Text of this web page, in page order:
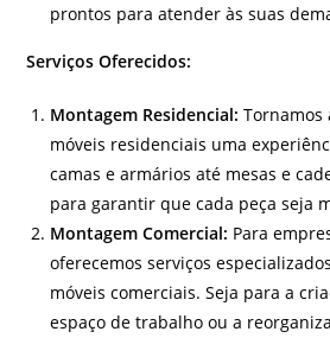
prontos para atender às suas
Serviços Oferecidos:
Montagem Residencial: Tornamos
móveis residenciais uma
camas e armários até mesas e
para garantir que cada peça seja
Montagem Comercial: Para
oferecemos serviços
móveis comerciais. Seja para a
espaço de trabalho ou a